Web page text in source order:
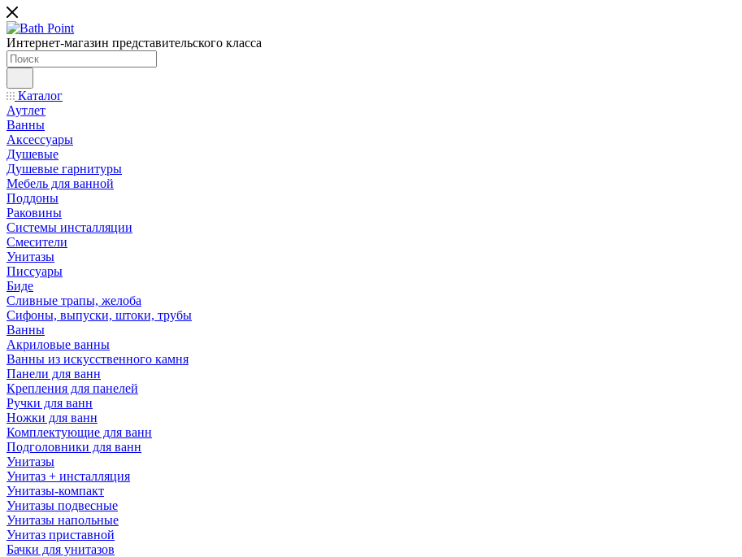
Интернет-магазин представительского класса
Каталог
Аутлет
Ванны
Аксессуары
Душевые
Душевые гарнитуры
Мебель для ванной
Поддоны
Раковины
Системы инсталляции
Смесители
Унитазы
Писсуары
Биде
Сливные трапы, желоба
Сифоны, выпуски, штоки, трубы
Ванны
Акриловые ванны
Ванны из искусственного камня
Панели для ванн
Крепления для панелей
Ручки для ванн
Ножки для ванн
Комплектующие для ванн
Подголовники для ванн
Унитазы
Унитаз + инсталляция
Унитазы-компакт
Унитазы подвесные
Унитазы напольные
Унитаз приставной
Бачки для унитазов